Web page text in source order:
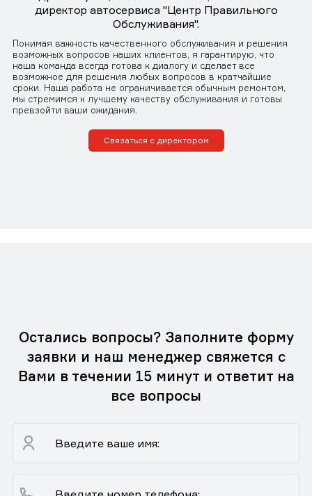
директор автосервиса "Центр Правильного
Обслуживания".
Понимая важность качественного обслуживания и решения
возможных вопросов наших клиентов, я гарантирую, что
наша команда всегда готова к диалогу и сделает все
возможное для решения любых вопросов в кратчайшие
сроки. Наша работа не ограничивается обычным ремонтом,
мы стремимся к лучшему качеству обслуживания и готовы
превзойти ваши ожидания.
Связаться с директором
Остались вопросы? Заполните форму
заявки и наш менеджер свяжется с
Вами в течении 15 минут и ответит на
все вопросы